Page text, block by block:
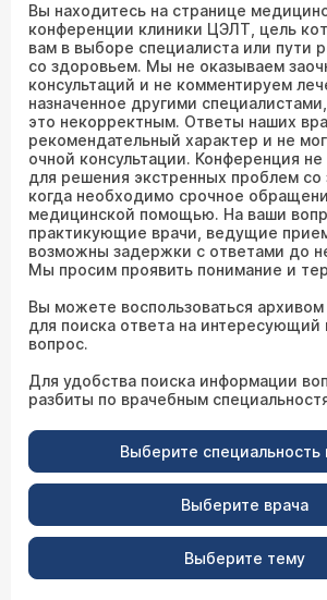
Вы находитесь на странице
конференции клиники ЦЭЛТ, цель
вам в выборе специалиста или пути
со здоровьем. Мы не оказываем
консультаций и не комментируем
назначенное другими
это некорректным. Ответы наших
рекомендательный характер и не
очной консультации. Конференция
для решения экстренных проблем со
когда необходимо срочное
медицинской помощью. На ваши
практикующие врачи, ведущие
возможны задержки с ответами до
Мы просим проявить понимание и
Вы можете воспользоваться
для поиска ответа на
вопрос.
Для удобства поиска информации
разбиты по врачебным
Выберите специальность
Выберите врача
Выберите тему